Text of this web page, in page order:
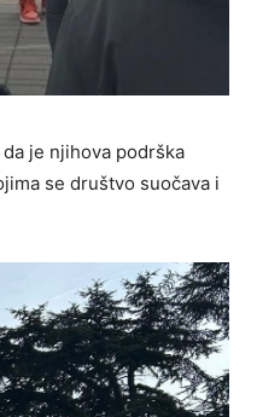
je njihova podrška
se društvo suočava i